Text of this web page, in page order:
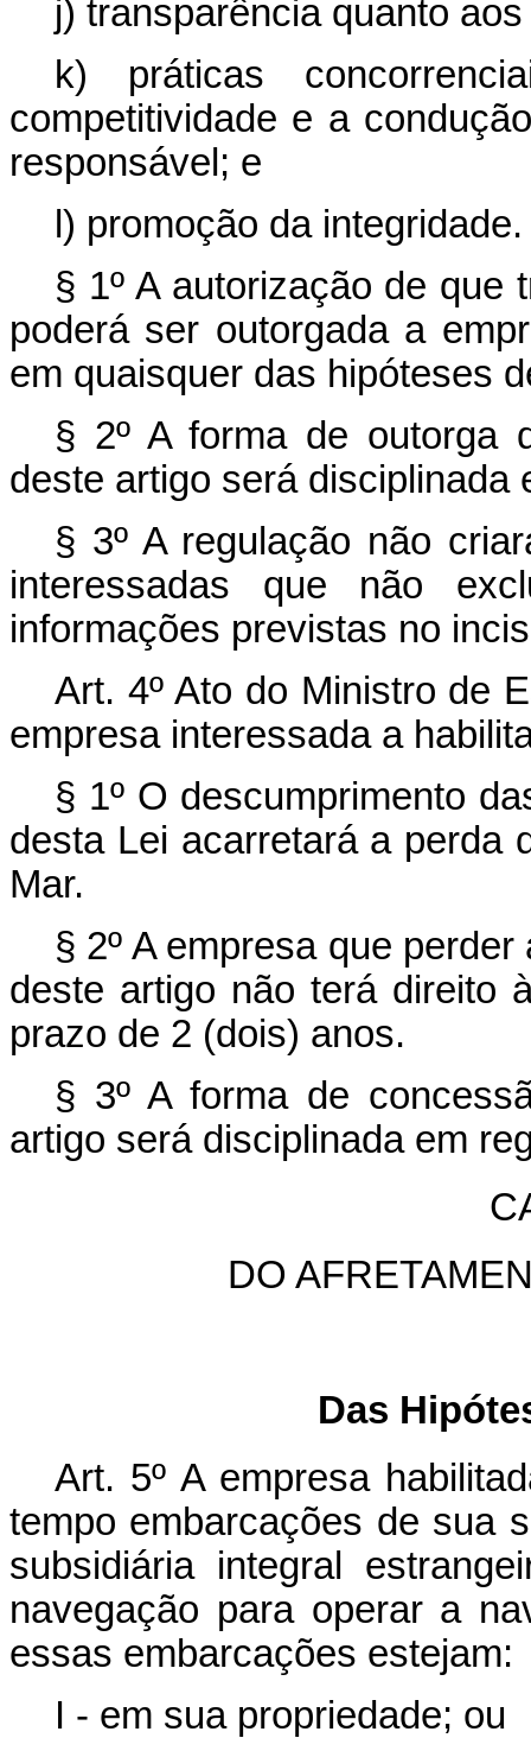
j) transparência quanto
k) práticas
competitividade e a
responsável; e
l) promoção da integridade.
§ 1º A autorização de
poderá ser outorgada a
em quaisquer das hipóteses
§ 2º A forma de outorga
deste artigo será disciplinada
§ 3º A regulação não
interessadas que não
informações previstas no
Art. 4º Ato do Ministro de
empresa interessada a
§ 1º O descumprimento
desta Lei acarretará a perda
Mar.
§ 2º A empresa que
deste artigo não terá direito
prazo de 2 (dois) anos.
§ 3º A forma de
artigo será disciplinada em
DO
Das
Art. 5º A empresa
tempo embarcações de sua
subsidiária integral
navegação para operar a
essas embarcações estejam:
I - em sua propriedade; ou